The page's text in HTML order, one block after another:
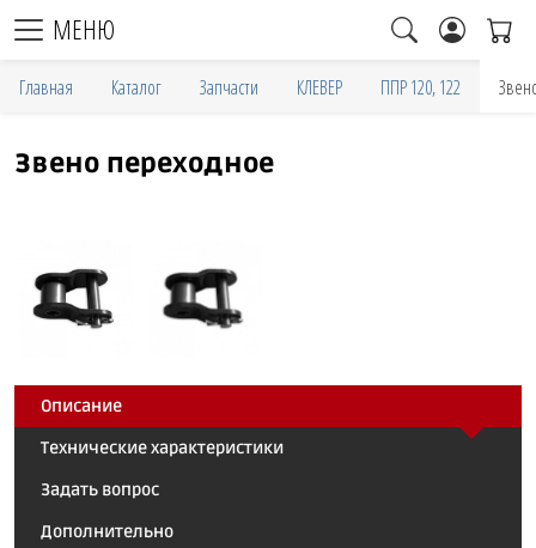
МЕНЮ
Главная Каталог Запчасти КЛЕВЕР ППР 120, 122
Звено переходное
Описание
Технические характеристики
Задать вопрос
Дополнительно